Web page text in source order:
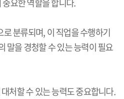
요한 역할을 합니다.
분류되며, 이 직업을 수행하기
말을 경청할 수 있는 능력이 필요
처할 수 있는 능력도 중요합니다.